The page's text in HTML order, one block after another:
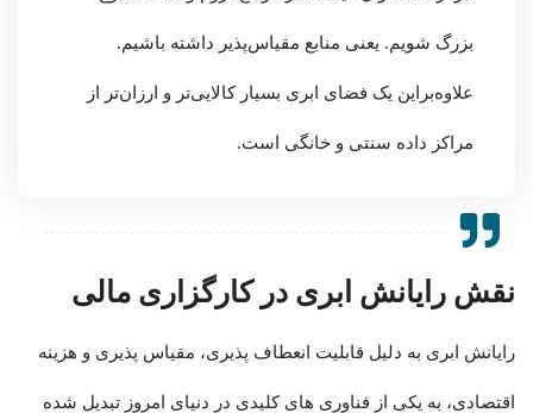
بزرگ شویم. یعنی منابع مقیاس‌پذیر داشته باشیم.
علاوه‌براین یک فضای ابری بسیار کالایی‌تر و ارزان‌تر از
مراکز داده سنتی و خانگی است.
نقش رایانش ابری در کارگزاری مالی
رایانش ابری به دلیل قابلیت انعطاف پذیری، مقیاس پذیری و هزینه
اقتصادی، به یکی از فناوری های کلیدی در دنیای امروز تبدیل شده